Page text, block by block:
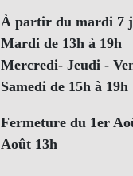
À partir du mardi 7
Mardi de 13h à 19h
Mercredi- Jeudi -
Samedi de 15h à 19h
Fermeture du 1er
Août 13h